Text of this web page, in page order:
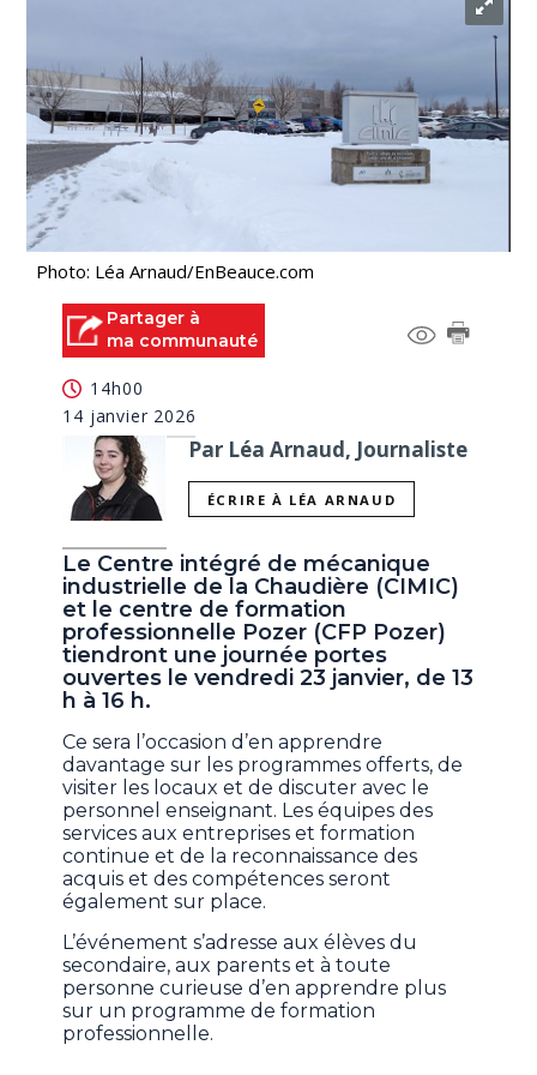
Photo: Léa Arnaud/EnBeauce.com
Partager à
ma communauté
14h00
14 janvier 2026
Par Léa Arnaud, Journaliste
ÉCRIRE À LÉA ARNAUD
Le Centre intégré de mécanique
industrielle de la Chaudière (CIMIC)
et le centre de formation
professionnelle Pozer (CFP Pozer)
tiendront une journée portes
ouvertes le vendredi 23 janvier, de 13
h à 16 h.
Ce sera l’occasion d’en apprendre
davantage sur les programmes offerts, de
visiter les locaux et de discuter avec le
personnel enseignant. Les équipes des
services aux entreprises et formation
continue et de la reconnaissance des
acquis et des compétences seront
également sur place.
L’événement s’adresse aux élèves du
secondaire, aux parents et à toute
personne curieuse d’en apprendre plus
sur un programme de formation
professionnelle.